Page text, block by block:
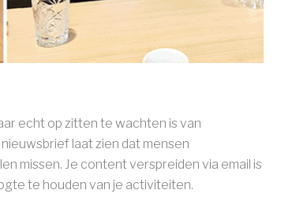
echt op zitten te wachten is van
laat zien dat mensen
missen. Je content verspreiden via email is
te houden van je activiteiten.